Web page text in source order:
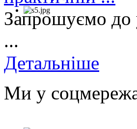
Запрошуємо до
...
Детальніше
Ми у